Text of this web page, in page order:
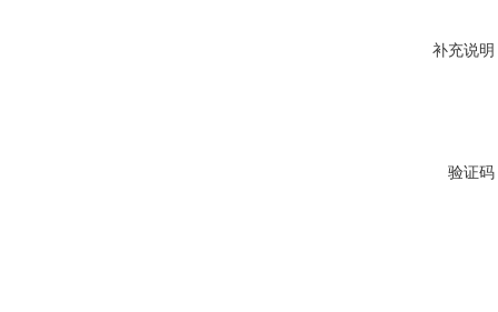
补充说明
验证码